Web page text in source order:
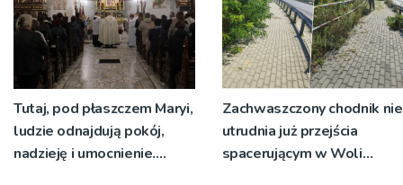
Tutaj, pod płaszczem Maryi,
ludzie odnajdują pokój,
nadzieję i umocnienie.
Zachwaszczony chodnik nie
utrudnia już przejścia
spacerującym w Woli